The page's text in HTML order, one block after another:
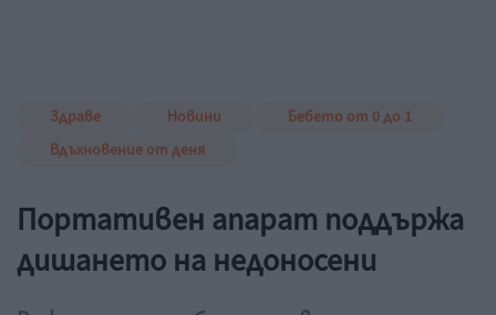
Здраве Новини
Бебето от 0 до 1
Вдъхновение от деня
Портативен апарат поддържа
дишането на недоносени